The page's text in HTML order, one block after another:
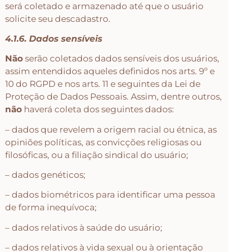
será coletado e armazenado até que o usuário
solicite seu descadastro.
4.1.6. Dados sensíveis
Não serão coletados dados sensíveis dos usuários,
assim entendidos aqueles definidos nos arts. 9º e
10 do RGPD e nos arts. 11 e seguintes da Lei de
Proteção de Dados Pessoais. Assim, dentre outros,
não haverá coleta dos seguintes dados:
– dados que revelem a origem racial ou étnica, as
opiniões políticas, as convicções religiosas ou
filosóficas, ou a filiação sindical do usuário;
– dados genéticos;
– dados biométricos para identificar uma pessoa
de forma inequívoca;
– dados relativos à saúde do usuário;
– dados relativos à vida sexual ou à orientação